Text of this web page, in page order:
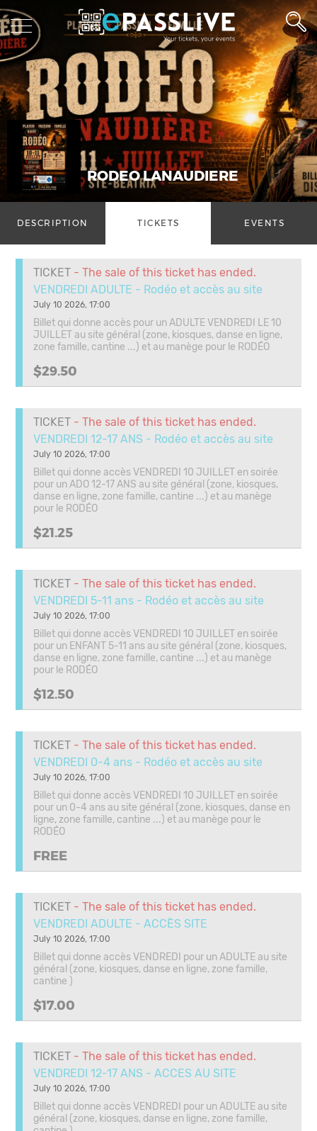
RODEO LANAUDIERE
DESCRIPTION TICKETS EVENTS
TICKET - The sale of this ticket has ended.
VENDREDI ADULTE - Rodéo et accès au site
July 10 2026, 17:00
Billet qui donne accès pour un ADULTE VENDREDI LE 10
JUILLET au site général (zone, kiosques, danse en ligne,
zone famille, cantine ...) et au manège pour le RODÉO
$29.50
TICKET - The sale of this ticket has ended.
VENDREDI 12-17 ANS - Rodéo et accès au site
July 10 2026, 17:00
Billet qui donne accès VENDREDI 10 JUILLET en soirée
pour un ADO 12-17 ANS au site général (zone, kiosques,
danse en ligne, zone famille, cantine ...) et au manège
pour le RODÉO
$21.25
TICKET - The sale of this ticket has ended.
VENDREDI 5-11 ans - Rodéo et accès au site
July 10 2026, 17:00
Billet qui donne accès VENDREDI 10 JUILLET en soirée
pour un ENFANT 5-11 ans au site général (zone, kiosques,
danse en ligne, zone famille, cantine ...) et au manège
pour le RODÉO
$12.50
TICKET - The sale of this ticket has ended.
VENDREDI 0-4 ans - Rodéo et accès au site
July 10 2026, 17:00
Billet qui donne accès VENDREDI 10 JUILLET en soirée
pour un 0-4 ans au site général (zone, kiosques, danse en
ligne, zone famille, cantine ...) et au manège pour le
RODÉO
FREE
TICKET - The sale of this ticket has ended.
VENDREDI ADULTE - ACCÈS SITE
July 10 2026, 17:00
Billet qui donne accès VENDREDI pour un ADULTE au site
général (zone, kiosques, danse en ligne, zone famille,
cantine )
$17.00
TICKET - The sale of this ticket has ended.
VENDREDI 12-17 ANS - ACCES AU SITE
July 10 2026, 17:00
Billet qui donne accès VENDREDI pour un ADULTE au site
général (zone, kiosques, danse en ligne, zone famille,